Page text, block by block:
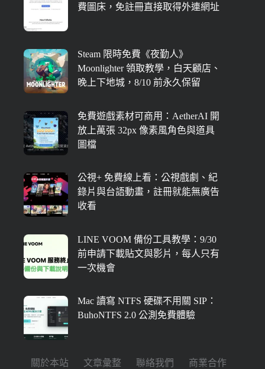
費圖床，免註冊直接取得外連網址
Steam 限時免費《夜勤人》
Moonlighter 領取教學，白天顧店、
晚上下地城，8/10 前永久保留
免費遊戲素材可商用：AetherAI 開
放上萬張 32px 像素風角色與道具
圖檔
公視+ 免費線上看：公視戲劇、紀
錄片與台語動畫，註冊就能無廣告
收看
LINE VOOM 備份工具教學：9/30
前申請下載貼文與影片，每人只有
一次機會
Mac 讀寫 NTFS 硬碟不用關 SIP：
BuhoNTFS 2.0 公測免費體驗
關於本站 文章彙整 聯絡我們 商業合作